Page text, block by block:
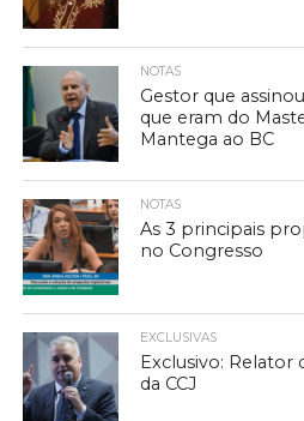
NOTAS
Gestor que
que eram do
Mantega ao BC
NOTAS
As 3 principais
no Congresso
EXCLUSIVAS
Exclusivo: Relator
da CCJ